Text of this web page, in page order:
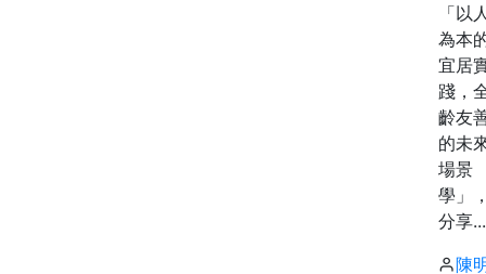
「以
為本
宜居
踐，
齡友
的未
場景
學」
分享...
陳